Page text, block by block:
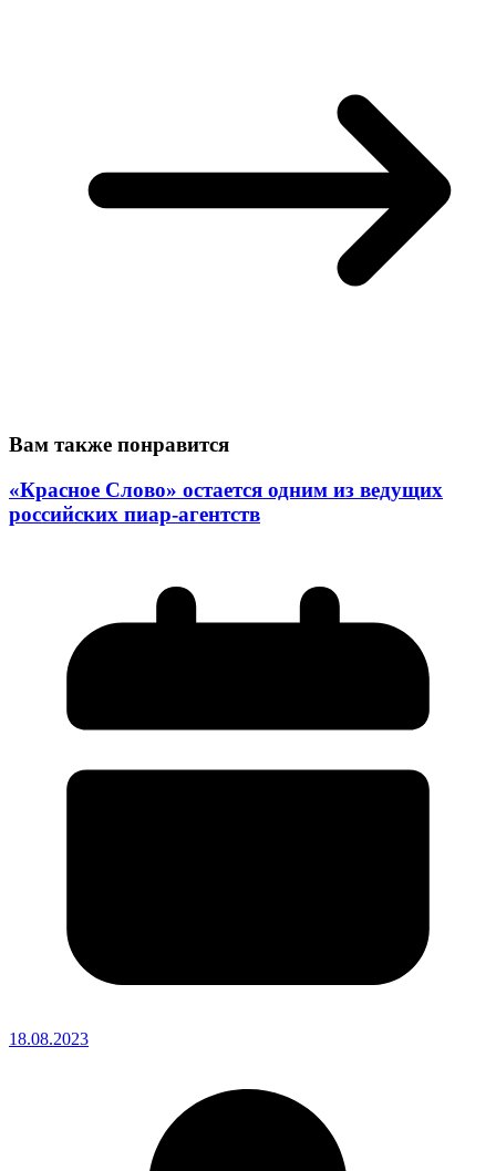
Вам также понравится
«Красное Слово» остается одним из ведущих
российских пиар-агентств
18.08.2023